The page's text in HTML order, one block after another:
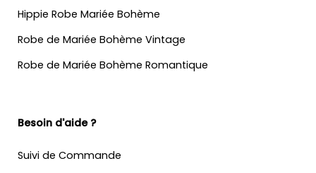
Hippie Robe Mariée Bohème
Robe de Mariée Bohème Vintage
Robe de Mariée Bohème Romantique
Besoin d'aide ?
Suivi de Commande